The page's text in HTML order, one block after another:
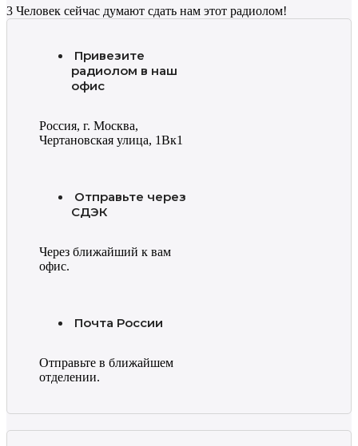
3 Человек сейчас думают сдать нам этот радиолом!
Привезите
радиолом в наш
офис
Россия, г. Москва,
Чертановская улица, 1Вк1
Отправьте через
СДЭК
Через ближайший к вам
офис.
Почта России
Отправьте в ближайшем
отделении.